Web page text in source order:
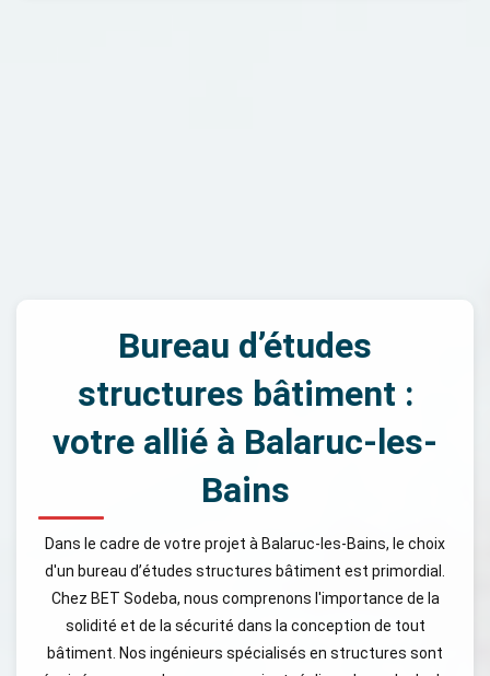
Bureau d’études
structures bâtiment :
votre allié à Balaruc-les-
Bains
Dans le cadre de votre projet à Balaruc-les-Bains, le choix
d'un bureau d’études structures bâtiment est primordial.
Chez BET Sodeba, nous comprenons l'importance de la
solidité et de la sécurité dans la conception de tout
bâtiment. Nos ingénieurs spécialisés en structures sont